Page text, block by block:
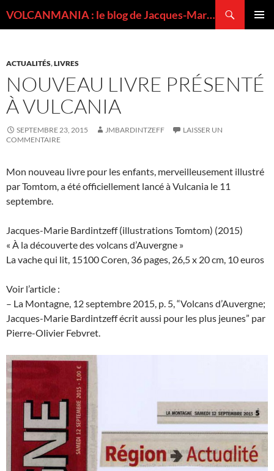
VOLCANMANIA : le blog de Jacques-Marie BARDINTZEFF, volcanologue
ACTUALITÉS,LIVRES
NOUVEAU LIVRE PRÉSENTÉ
À VULCANIA
SEPTEMBRE 23, 2015 JMBARDINTZEFF
LAISSER UN
COMMENTAIRE
Mon nouveau livre pour les enfants, merveilleusement illustré
par Tomtom, a été officiellement lancé à Vulcania le 11
septembre.
Jacques-Marie Bardintzeff (illustrations Tomtom) (2015)
« À la découverte des volcans d’Auvergne »
La vache qui lit, 15100 Coren, 36 pages, 26,5 x 20 cm, 10 euros
Voir l’article :
– La Montagne, 12 septembre 2015, p. 5, “Volcans d’Auvergne;
Jacques-Marie Bardintzeff écrit aussi pour les plus jeunes” par
Pierre-Olivier Febvret.